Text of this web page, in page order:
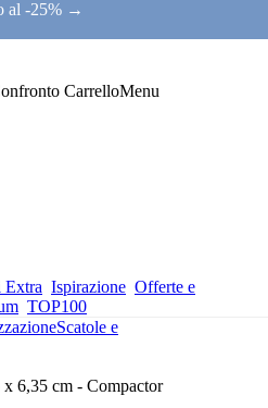
al -25% →
CarrelloMenu
Extra Ispirazione Offerte e
TOP100
Scatole e